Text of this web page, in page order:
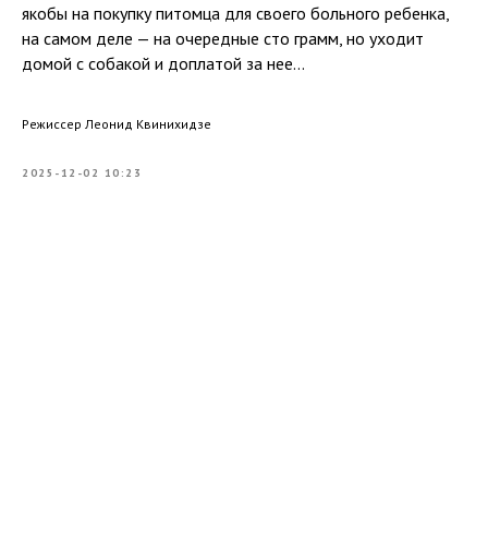
якобы на покупку питомца для своего больного ребенка,
на самом деле — на очередные сто грамм, но уходит
домой с собакой и доплатой за нее...
Режиссер Леонид Квинихидзе
2025-12-02 10:23